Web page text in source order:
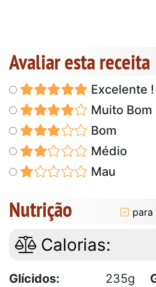
Avaliar esta receita
Excelente !
Muito Bom
Bom
Médio
Mau
Nutrição para
Calorias:
Glícidos: 235g